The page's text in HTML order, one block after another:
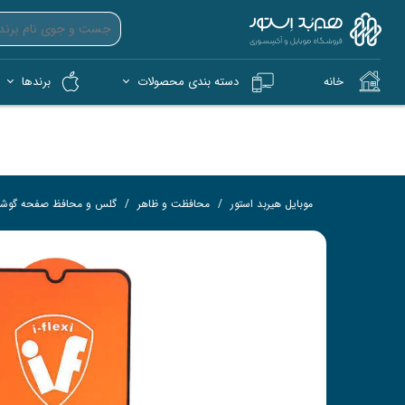
خانه دسته بندی محصولات برندها
موبایل هیربد استور محافظت و ظاهر گلس و محافظ صفحه